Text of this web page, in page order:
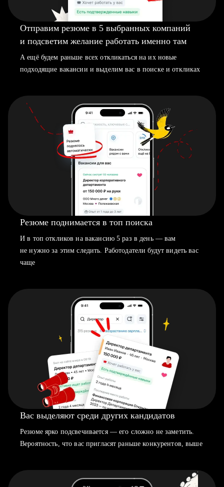
Отправим резюме в 5 выбранных компаний
и подсветим желание работать именно там
А ещё будем раньше всех откликаться на их новые
подходящие вакансии и выделим вас в поиске и откликах
Резюме поднимается в топ поиска
И в топ откликов на вакансию 5 раз в день — вам
не нужно за этим следить. Работодатели будут видеть вас
чаще
Вас выделяют среди других кандидатов
Резюме ярко подсвечивается — его сложно не заметить.
Вероятность, что вас пригласят раньше конкурентов, выше